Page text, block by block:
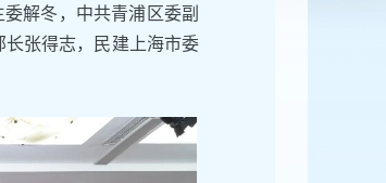
解冬，中共青浦区委副
张得志，民建上海市委